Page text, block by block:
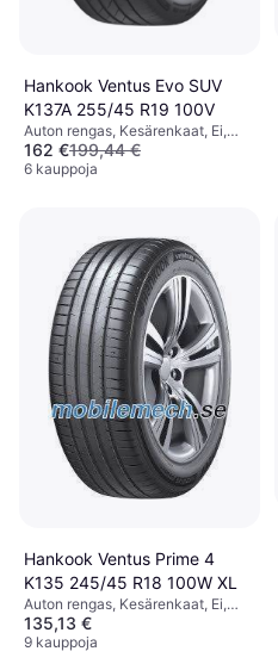
Hankook Ventus Evo SUV
K137A 255/45 R19 100V
Auton rengas, Kesärenkaat, Ei,
Maastoauto, Profiili 45 %,
Nopeusindeksi V (240 km/h)
162 €199,44 €
6 kauppoja
Hankook Ventus Prime 4
K135 245/45 R18 100W XL
Auton rengas, Kesärenkaat, Ei,
Profiili 45 %, Nopeusindeksi Y
(300 km/h)
135,13 €
9 kauppoja